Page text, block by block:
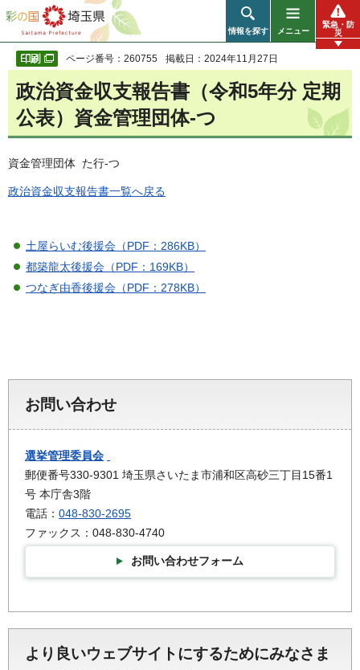
彩の国 埼玉県
情報を探す メニュー
緊急・防
災
ページ番号：260755 掲載日：2024年11月27日
政治資金収支報告書（令和5年分 定期
公表）資金管理団体-つ
資金管理団体 た行-つ
政治資金収支報告書一覧へ戻る
土屋らいむ後援会（PDF：286KB）
都築龍太後援会（PDF：169KB）
つなぎ由香後援会（PDF：278KB）
お問い合わせ
選挙管理委員会
郵便番号330-9301 埼玉県さいたま市浦和区高砂三丁目15番1
号 本庁舎3階
電話： 048-830-2695
ファックス：048-830-4740
お問い合わせフォーム
より良いウェブサイトにするためにみなさま